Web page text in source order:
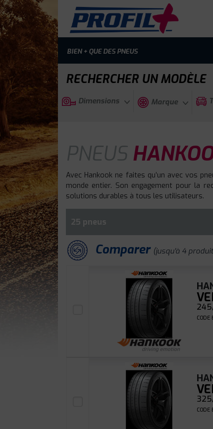
BIEN + QUE DES PNEUS
RECHERCHER UN MODÈLE
Dimensions Marque
PNEUS
Avec Hankook ne faites qu’un avec vos
monde entier. Son engagement pour la
solutions durables à tous les utilisateurs.
25 pneus
Comparer (jusqu'à 4